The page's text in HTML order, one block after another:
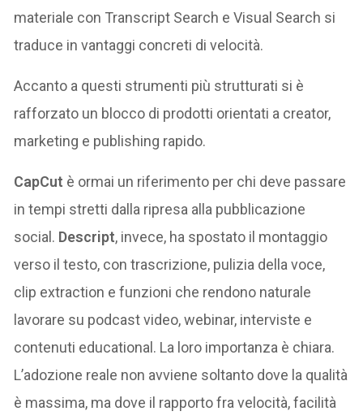
materiale con Transcript Search e Visual Search si
traduce in vantaggi concreti di velocità.
Accanto a questi strumenti più strutturati si è
rafforzato un blocco di prodotti orientati a creator,
marketing e publishing rapido.
CapCut è ormai un riferimento per chi deve passare
in tempi stretti dalla ripresa alla pubblicazione
social. Descript, invece, ha spostato il montaggio
verso il testo, con trascrizione, pulizia della voce,
clip extraction e funzioni che rendono naturale
lavorare su podcast video, webinar, interviste e
contenuti educational. La loro importanza è chiara.
L’adozione reale non avviene soltanto dove la qualità
è massima, ma dove il rapporto fra velocità, facilità